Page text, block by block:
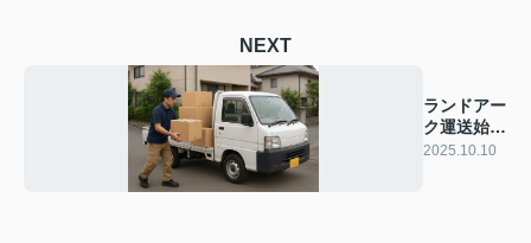
NEXT
ランドアー
ク運送始め
ます！！！
2025.10.10